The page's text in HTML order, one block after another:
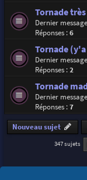
Tornade
Dernier
Réponses :6
Tornade
Dernier
Réponses :2
Tornade
Dernier
Réponses :7
Nouveau sujet
347 sujets